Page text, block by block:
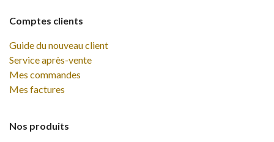
Comptes clients
Guide du nouveau client
Service après-vente
Mes commandes
Mes factures
Nos produits